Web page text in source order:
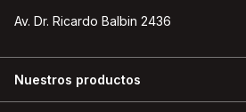
Av. Dr. Ricardo Balbin 2436
Nuestros productos